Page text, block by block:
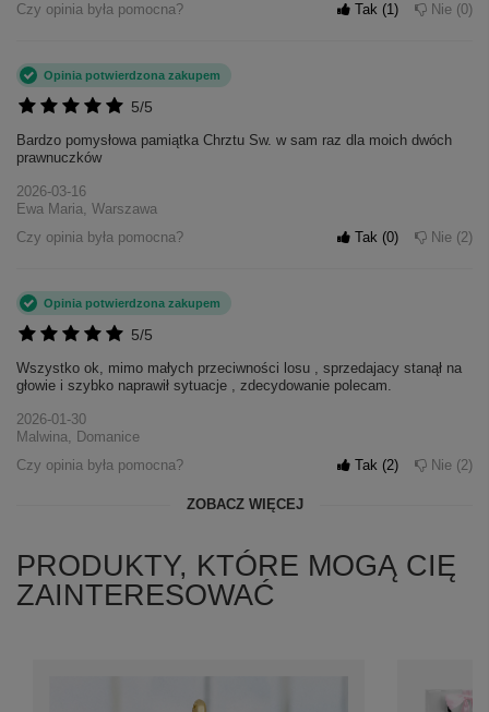
Czy opinia była pomocna?
Tak 1 Nie 0
5/5
Opinia potwierdzona zakupem
Bardzo pomysłowa pamiątka Chrztu Sw. w sam raz dla moich dwóch
prawnuczków
2026-03-16
Ewa Maria, Warszawa
Czy opinia była pomocna?
Tak 0 Nie 2
5/5
Opinia potwierdzona zakupem
Wszystko ok, mimo małych przeciwności losu , sprzedajacy stanął na
głowie i szybko naprawił sytuacje , zdecydowanie polecam.
2026-01-30
Malwina, Domanice
Czy opinia była pomocna?
Tak 2 Nie 2
ZOBACZ WIĘCEJ
PRODUKTY, KTÓRE MOGĄ CIĘ
ZAINTERESOWAĆ